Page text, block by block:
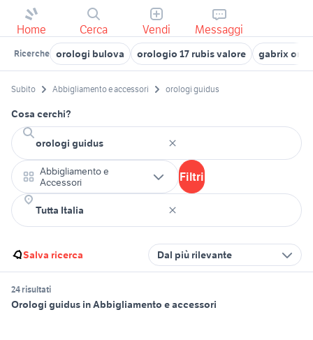
Home Cerca Vendi Messaggi
Ricerche orologi bulova orologio 17 rubis valore gabrix
Subito Abbigliamento e accessori orologi guidus
Cosa cerchi?
Abbigliamento e
Accessori
Filtri
Salva ricerca Dal più rilevante
24 risultati
Orologi guidus in Abbigliamento e accessori